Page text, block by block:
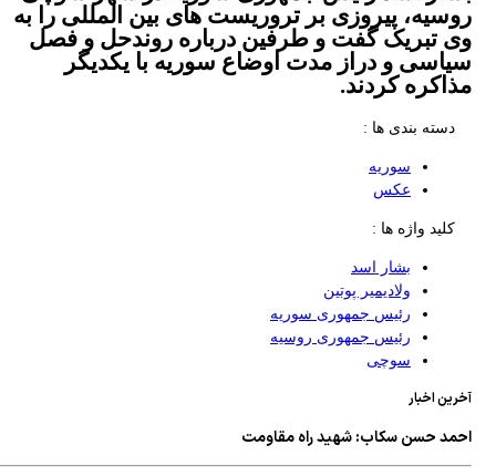
روسیه، پیروزی بر تروریست های بین المللی را به
وی تبریک گفت و طرفین درباره روندحل و فصل
سیاسی و دراز مدت اوضاع سوریه با یکدیگر
مذاکره کردند.
دسته بندی ها :
سوریه
عکس
کلید واژه ها :
بشار اسد
ولادیمیر پوتین
رئیس جمهوری سوریه
رئیس جمهوری روسیه
سوچی
آخرین اخبار
احمد حسن سکاب: شهید راه مقاومت